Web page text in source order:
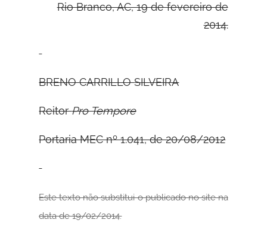
Rio Branco, AC, 19 de fevereiro de
2014.
BRENOCARRILLOSILVEIRA
ReitorPro Tempore
Portaria MEC nº 1.041, de 20/08/2012
Este texto não substitui o publicado no site na
data de 19/02/2014.